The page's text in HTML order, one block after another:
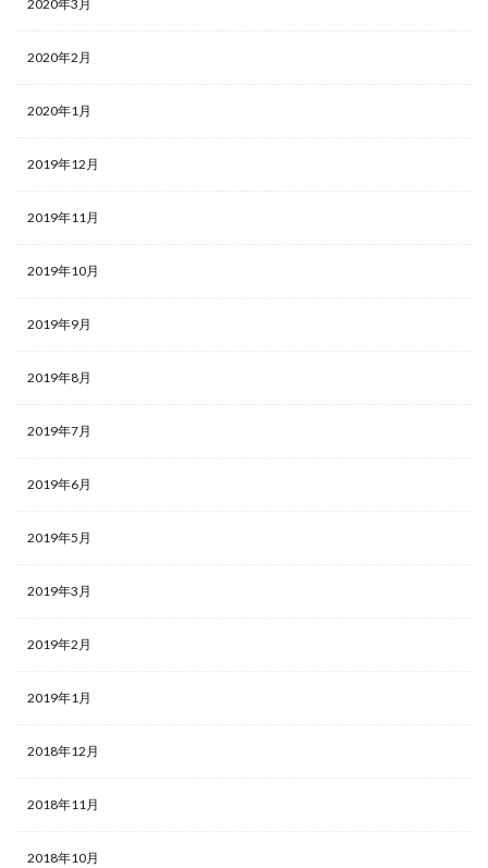
2020年3月
2020年2月
2020年1月
2019年12月
2019年11月
2019年10月
2019年9月
2019年8月
2019年7月
2019年6月
2019年5月
2019年3月
2019年2月
2019年1月
2018年12月
2018年11月
2018年10月